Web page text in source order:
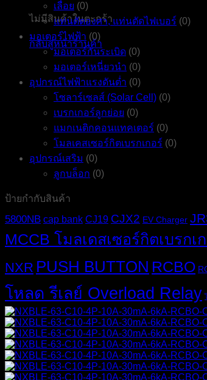
ไม่มีสินค้าในตะกร้า
กลับสู่หน้าร้านค้า
เลื่อย (0)
แท่นตัดองศา, แท่นตัดไฟเบอร์ (0)
มอเตอร์ไฟฟ้า (0)
มอเตอร์กันระเบิด (0)
มอเตอร์เหนี่ยวนำ (0)
อุปกรณ์ไฟฟ้าแรงดันต่ำ (0)
โซลาร์เซลส์ (Solar Cell) (0)
เบรกเกอร์ลูกย่อย (0)
แมกเนติกคอนแทคเตอร์ (0)
โมลเคสเซอร์กิตเบรกเกอร์ (0)
อุปกรณ์เสริม (0)
ลูกบล็อก (0)
ป้ายกำกับสินค้า
5800NB cap bank CJ19 CJX2 EV Charger
MCCB โมลเดสเซอร์กิตเบรกเ
NXR PUSH BUTTON RCBO
โหลด รีเลย์ Overload Relay